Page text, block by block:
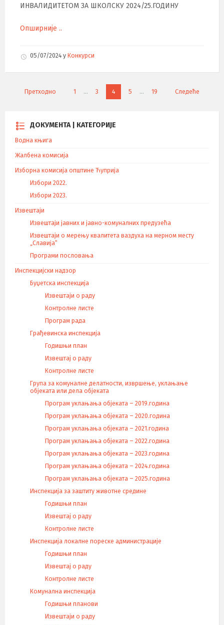
ИНВАЛИДИТЕТОМ ЗА ШКОЛСКУ 2024/25.ГОДИНУ
Опширније ..
05/07/2024 у Конкурси
Претходно 1 … 3 4 5 … 19 Следеће
ДОКУМЕНТА | КАТЕГОРИЈЕ
Водна књига
Жалбена комисија
Изборна комисија општине Ћуприја
Избори 2022.
Избори 2023.
Извештаји
Извештаји јавних и јавно-комуналних предузећа
Извештаји о мерењу квалитета ваздуха на мерном месту
„Славија“
Програми пословања
Инспекцијски надзор
Буџетска инспекција
Извештаји о раду
Контролне листе
Програм рада
Грађевинска инспекција
Годишњи план
Извештај о раду
Контролне листе
Група за комуналне делатности, извршење, уклањање
објеката или дела објеката
Програм уклањања објеката – 2019.година
Програм уклањања објеката – 2020.година
Програм уклањања објеката – 2021.година
Програм уклањања објеката – 2022.година
Програм уклањања објеката – 2023.година
Програм уклањања објеката – 2024.година
Програм уклањања објеката – 2025.година
Инспекција за заштиту животне средине
Годишњи план
Извештај о раду
Контролне листе
Инспекција локалне пореске администрације
Годишњи план
Извештај о раду
Контролне листе
Комунална инспекција
Годишњи планови
Извештаји о раду